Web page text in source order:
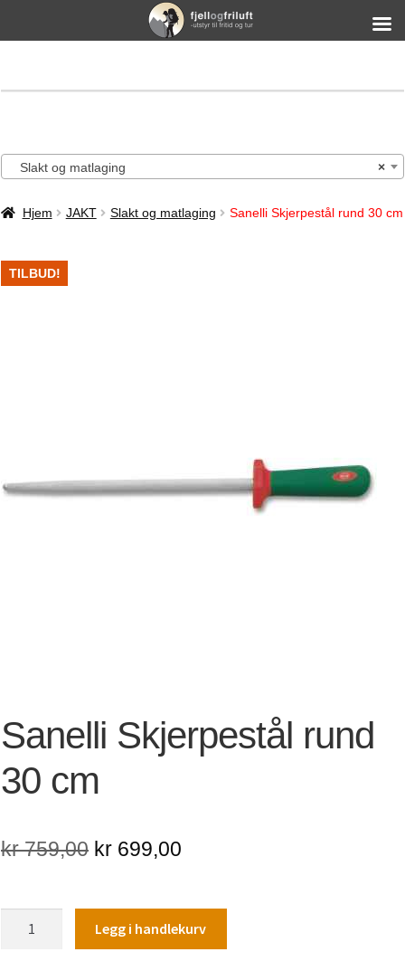
×
Slakt og matlaging
Hjem JAKT Slakt og matlaging Sanelli Skjerpestål rund 30 cm
TILBUD!
Sanelli Skjerpestål rund
30 cm
kr759,00 Opprinnelig
var:
kr 759,00.
kr 699,00
er:
kr 699,00.
Legg i handlekurv